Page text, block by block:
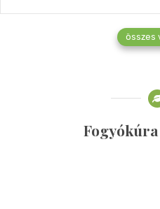
összes
Fogyókúra